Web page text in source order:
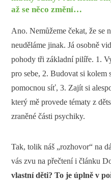
až se něco změní…
Ano. Nemůžeme čekat, že se
neuděláme jinak. Já osobně
pohody tři základní pilíře. 1.
pro sebe, 2. Budovat si kolem
pomocnou síť, 3. Zajít si
který mě provede tématy z
zraněné části psychiky.
Tak, tolik náš „rozhovor“ na
vás zvu na přečtení i článku
vlastní děti? To je úplně v